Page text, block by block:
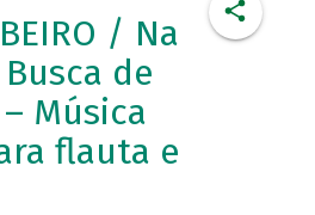
/ Na
de
Música
flauta e